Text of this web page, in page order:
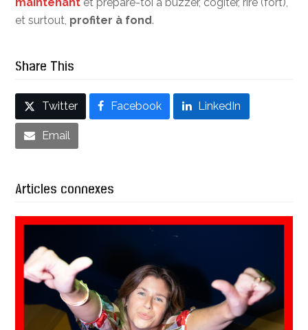
et surtout, profiter à fond.
Share This
Twitter Facebook LinkedIn
Email
Articles connexes